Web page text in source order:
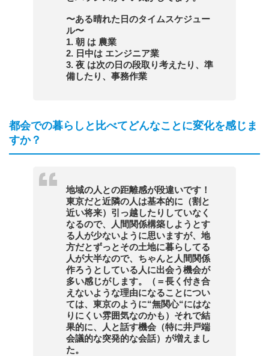
〜ある晴れた日のタイムスケジュー
ル〜
1. 朝 は 農業
2. 日中は エンジニア業
3. 夜 は次の日の段取り考えたり、準
備したり、事務作業
都会での暮らしと比べてどんなことに変化を感じま
すか？
地域の人との距離感が段違いです！
東京だと近隣の人は基本的に（割と
近い将来）引っ越したりしていなく
なるので、人間関係構築しようとす
る人が少ないように思いますが、地
方だとずっとその土地に暮らしてる
人が大半なので、ちゃんと人間関係
作ろうとしている人に出会う機会が
多い感じがします。（＝長く付き合
えないような理由になることについ
ては、東京のように“無関心“にはな
りにくい雰囲気なのかも）それで結
果的に、人と話す機会（特に井戸端
会議的な突発的な会話）が増えまし
た。